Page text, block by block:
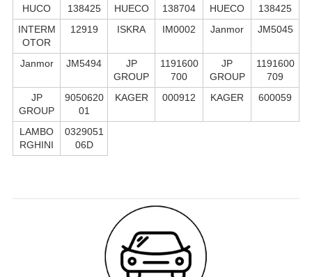
HUCO
138425 HUECO 138704 HUECO
138425
INTERM
OTOR
12919 ISKRA IM0002 Janmor JM5045
Janmor JM5494
JP
GROUP
1191600
700
JP
GROUP
1191600
709
JP
GROUP
9050620
01
KAGER 000912 KAGER 600059
LAMBO
RGHINI
0329051
06D